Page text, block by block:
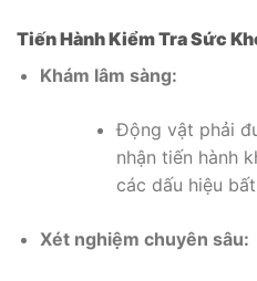
Tiến Hành Kiểm Tra Sức
Khám lâm sàng:
Động vật phải
nhận tiến hành
các dấu hiệu
Xét nghiệm chuyên sâu: